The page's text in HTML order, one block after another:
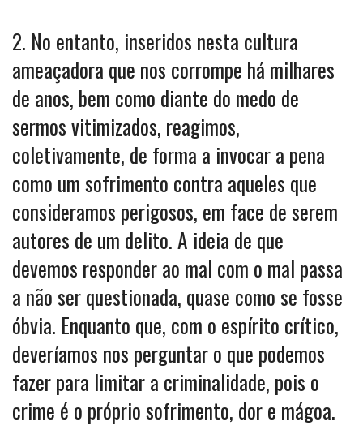
2. No entanto, inseridos nesta cultura
ameaçadora que nos corrompe há milhares
de anos, bem como diante do medo de
sermos vitimizados, reagimos,
coletivamente, de forma a invocar a pena
como um sofrimento contra aqueles que
consideramos perigosos, em face de serem
autores de um delito. A ideia de que
devemos responder ao mal com o mal passa
a não ser questionada, quase como se fosse
óbvia. Enquanto que, com o espírito crítico,
deveríamos nos perguntar o que podemos
fazer para limitar a criminalidade, pois o
crime é o próprio sofrimento, dor e mágoa.